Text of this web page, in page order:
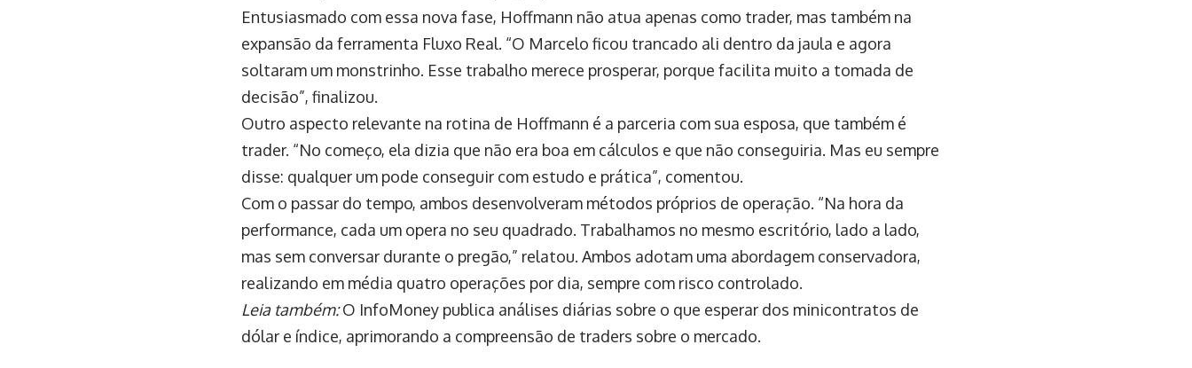
Entusiasmado com essa nova fase, Hoffmann não atua apenas como trader, mas também na
expansão da ferramenta Fluxo Real. “O Marcelo ficou trancado ali dentro da jaula e agora
soltaram um monstrinho. Esse trabalho merece prosperar, porque facilita muito a tomada de
decisão”, finalizou.
Outro aspecto relevante na rotina de Hoffmann é a parceria com sua esposa, que também é
trader. “No começo, ela dizia que não era boa em cálculos e que não conseguiria. Mas eu sempre
disse: qualquer um pode conseguir com estudo e prática”, comentou.
Com o passar do tempo, ambos desenvolveram métodos próprios de operação. “Na hora da
performance, cada um opera no seu quadrado. Trabalhamos no mesmo escritório, lado a lado,
mas sem conversar durante o pregão,” relatou. Ambos adotam uma abordagem conservadora,
realizando em média quatro operações por dia, sempre com risco controlado.
Leia também:O InfoMoney publica análises diárias sobre o que esperar dos minicontratos de
dólar e índice, aprimorando a compreensão de traders sobre o mercado.